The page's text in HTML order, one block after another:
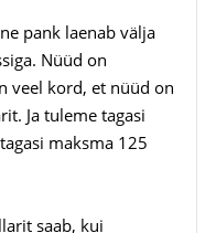
pank laenab välja
Nüüd on
veel kord, et nüüd on
Ja tuleme tagasi
maksma 125
saab, kui